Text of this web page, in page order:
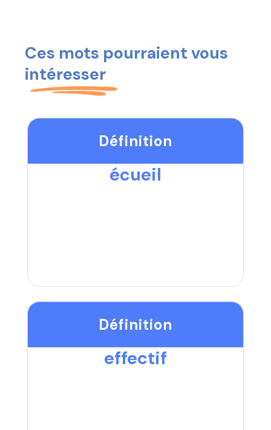
Ces mots pourraient vous
intéresser
Définition
écueil
Définition
effectif